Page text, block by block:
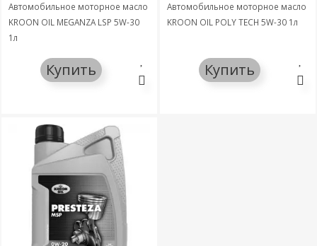
Автомобильное моторное масло
KROON OIL MEGANZA LSP 5W-30
1л
Купить
Автомобильное моторное масло
KROON OIL POLY TECH 5W-30 1л
Купить